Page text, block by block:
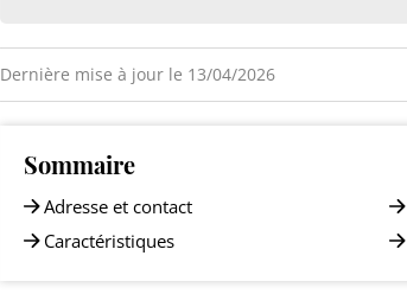
Dernière mise à jour le 13/04/2026
Sommaire
Adresse et contact
Caractéristiques